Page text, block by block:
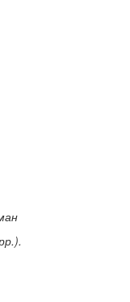
Д.Л.Фердман
рр.).